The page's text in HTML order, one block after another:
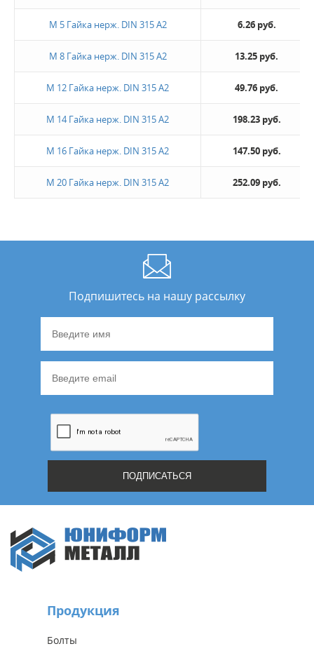
М 5 Гайка нерж. DIN 315 А2 6.26 руб.
М 8 Гайка нерж. DIN 315 А2 13.25 руб.
М 12 Гайка нерж. DIN 315 А2 49.76 руб.
М 14 Гайка нерж. DIN 315 А2 198.23 руб.
М 16 Гайка нерж. DIN 315 А2 147.50 руб.
М 20 Гайка нерж. DIN 315 А2 252.09 руб.
Подпишитесь на нашу рассылку
Продукция
Болты